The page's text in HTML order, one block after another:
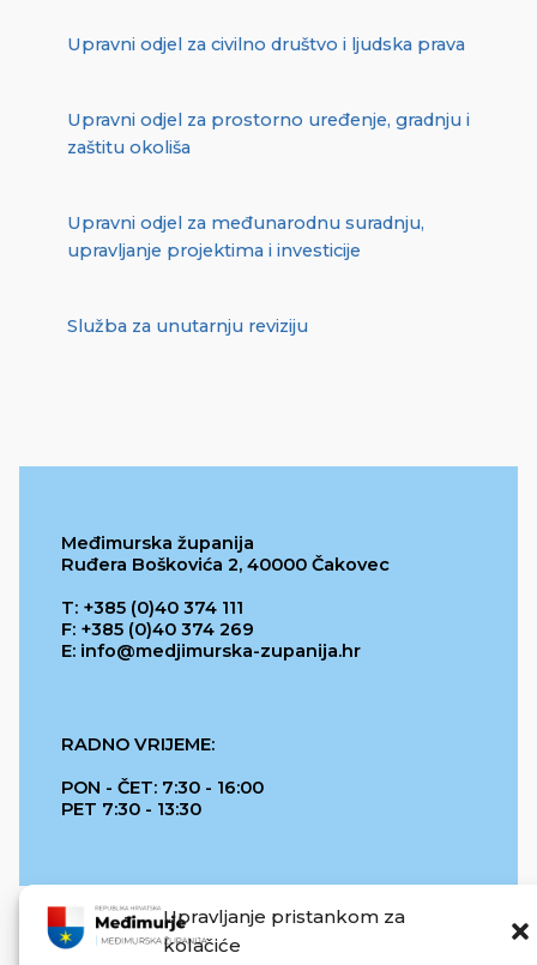
Upravljanje pristankom za
kolačiće
Upravni odjel za civilno društvo i ljudska prava
Upravni odjel za prostorno uređenje, gradnju i
zaštitu okoliša
Upravni odjel za međunarodnu suradnju,
upravljanje projektima i investicije
Služba za unutarnju reviziju
Međimurska županija
Ruđera Boškovića 2, 40000 Čakovec
T: +385 (0)40 374 111
F: +385 (0)40 374 269
E: info@medjimurska-zupanija.hr
RADNO VRIJEME:
PON - ČET: 7:30 - 16:00
PET 7:30 - 13:30